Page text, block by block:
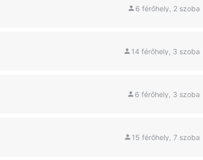
6 férőhely, 2 szoba
14 férőhely, 3 szoba
6 férőhely, 3 szoba
15 férőhely, 7 szoba